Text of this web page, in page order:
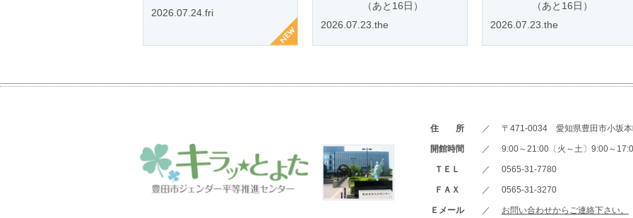
2026.07.24.fri
（あと16日）
2026.07.23.the
（あと16日）
2026.07.23.the
住 所 ／ 〒471-0034 愛知県豊田市小坂
開館時間 ／ 9:00～21:00〔火～土〕9:00～
ＴＥＬ ／ 0565-31-7780
ＦＡＸ ／ 0565-31-3270
Ｅメール ／ お問い合わせからご連絡下さい。